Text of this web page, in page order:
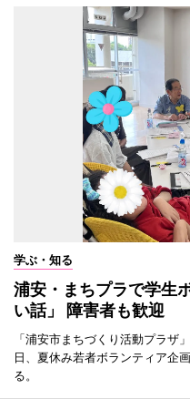
学ぶ・知る
浦安・まちプラで学生
い話」 障害者も歓迎
「浦安市まちづくり活動プラ
日、夏休み若者ボランティア企
る。